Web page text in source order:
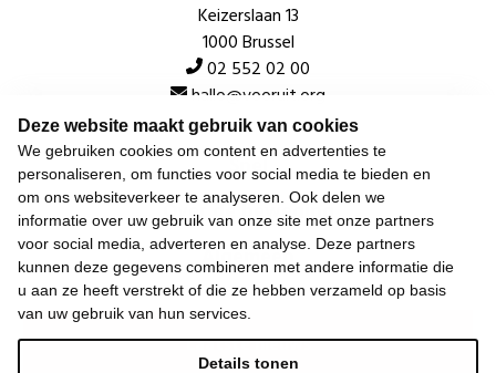
Deze website maakt gebruik van cookies
We gebruiken cookies om content en advertenties te
personaliseren, om functies voor social media te bieden en
om ons websiteverkeer te analyseren. Ook delen we
informatie over uw gebruik van onze site met onze partners
voor social media, adverteren en analyse. Deze partners
kunnen deze gegevens combineren met andere informatie die
u aan ze heeft verstrekt of die ze hebben verzameld op basis
van uw gebruik van hun services.
Details tonen
Keizerslaan 13
1000 Brussel
02 552 02 00
hallo@vooruit.org
Snel
Over de beweging
Algemeen
Laatste nieuws